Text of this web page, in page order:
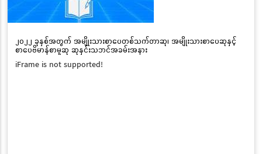
၂၀၂၂ ခုနှစ်အတွက် အမျိုးသားစာပေတစ်သက်တာဆု၊ အမျိုးသားစာပေဆုနှင့်
စာပေဗိမာန်စာမူဆု ဆုနှင်းသဘင်အခမ်းအနား
iFrame is not supported!